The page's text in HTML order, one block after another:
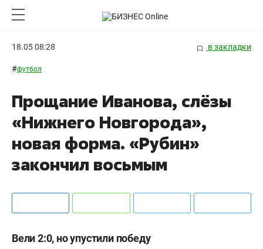
18.05 08:28 в закладки
#футбол
Прощание Иванова, слёзы
«Нижнего Новгорода»,
новая форма. «Рубин»
закончил восьмым
Вели 2:0, но упустили победу